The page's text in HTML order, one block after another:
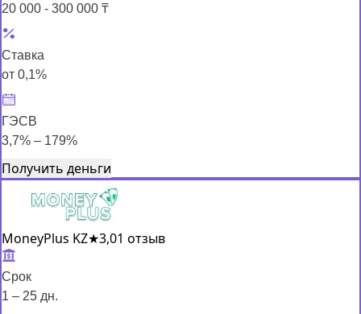
20 000 - 300 000 ₸
Ставка
от 0,1%
ГЭСВ
3,7% – 179%
Получить деньги
MoneyPlus KZ★3,01 отзыв
Срок
1 – 25 дн.